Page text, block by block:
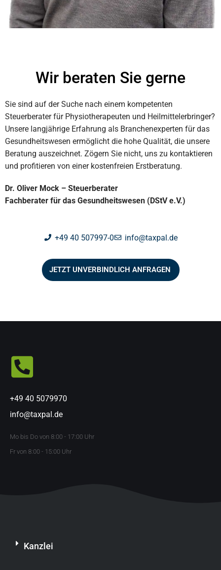
Wir beraten Sie gerne
Sie sind auf der Suche nach einem kompetenten
Steuerberater für Physiotherapeuten und Heilmittelerbringer?
Unsere langjährige Erfahrung als Branchenexperten für das
Gesundheitswesen ermöglicht die hohe Qualität, die unsere
Beratung auszeichnet. Zögern Sie nicht, uns zu kontaktieren
und profitieren von einer kostenfreien Erstberatung.
Dr. Oliver Mock – Steuerberater
Fachberater für das Gesundheitswesen (DStV e.V.)
+49 40 507997-0 info@taxpal.de
JETZT UNVERBINDLICH ANFRAGEN
+49 40 5079970
info@taxpal.de
Mo bis Do von 8:00 - 17:00 Uhr
Fr von 8:00 - 15:00 Uhr
Kanzlei